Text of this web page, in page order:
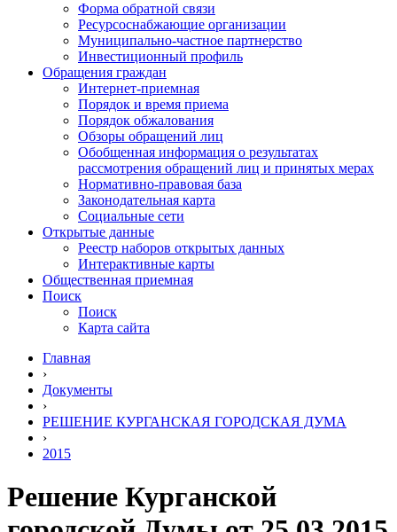
Форма обратной связи
Ресурсоснабжающие организации
Муниципально-частное партнерство
Инвестиционный профиль
Обращения граждан
Интернет-приемная
Порядок и время приема
Порядок обжалования
Обзоры обращений лиц
Обобщенная информация о результатах
рассмотрения обращений лиц и принятых мерах
Нормативно-правовая база
Законодательная карта
Социальные сети
Открытые данные
Реестр наборов открытых данных
Интерактивные карты
Общественная приемная
Поиск
Поиск
Карта сайта
Главная
›
Документы
›
РЕШЕНИЕ КУРГАНСКАЯ ГОРОДСКАЯ ДУМА
›
2015
Решение Курганской